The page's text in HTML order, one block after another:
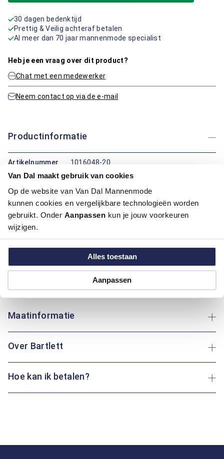
Van Dal maakt gebruik van cookies
Op de website van Van Dal Mannenmode
kunnen cookies en vergelijkbare technologieën worden
gebruikt. Onder Aanpassen kun je jouw voorkeuren
wijzigen.
Alles toestaan
Aanpassen
30 dagen bedenktijd
Prettig & Veilig achteraf betalen
Al meer dan 70 jaar mannenmode specialist
Heb je een vraag over dit product?
Chat met een medewerker
Neem contact op via de e-mail
Productinformatie
Artikelnummer
1016048-20
Kleur:
Blauw/Navy
Pasvorm:
Regular Fit
Motief:
Uni motief
Deze trui van Bartlett heeft een V-hals en een regular fit
uitstraling. Gemaakt van katoen, biedt deze trui een
aangenaam draagcomfort en ademend vermogen. Of je nu
een wandeling maakt of thuis ontspant: deze trui houdt je
altijd comfortabel en warm.
Maatinformatie
Over Bartlett
Hoe kan ik betalen?